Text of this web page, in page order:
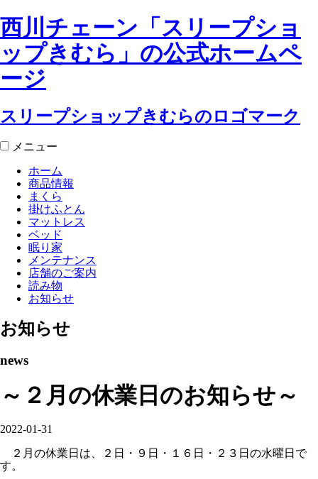
西川チェーン「スリープショ
ップきむら」の公式ホームペ
ージ
スリープショップきむらのロゴマーク
メニュー
ホーム
商品情報
まくら
掛けふとん
マットレス
ベッド
眠り家
メンテナンス
店舗のご案内
読み物
お知らせ
お知らせ
news
～２月の休業日のお知らせ～
2022-01-31
２月の休業日は、２日・９日・１６日・２３日の水曜日で
す。